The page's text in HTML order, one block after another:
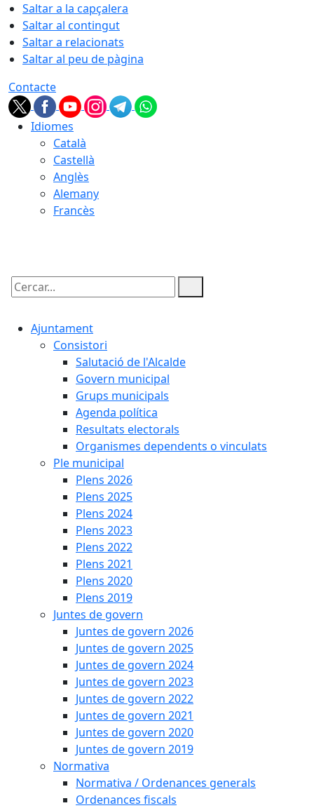
Saltar a la capçalera
Saltar al contingut
Saltar a relacionats
Saltar al peu de pàgina
Contacte
Idiomes
Català
Castellà
Anglès
Alemany
Francès
Cercar:
Ajuntament
Consistori
Salutació de l'Alcalde
Govern municipal
Grups municipals
Agenda política
Resultats electorals
Organismes dependents o vinculats
Ple municipal
Plens 2026
Plens 2025
Plens 2024
Plens 2023
Plens 2022
Plens 2021
Plens 2020
Plens 2019
Juntes de govern
Juntes de govern 2026
Juntes de govern 2025
Juntes de govern 2024
Juntes de govern 2023
Juntes de govern 2022
Juntes de govern 2021
Juntes de govern 2020
Juntes de govern 2019
Normativa
Normativa / Ordenances generals
Ordenances fiscals